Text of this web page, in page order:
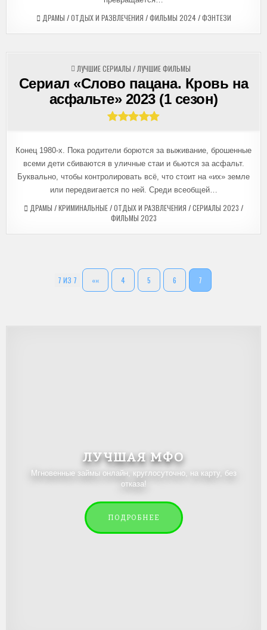
ДРАМЫ /ОТДЫХ И РАЗВЛЕЧЕНИЯ /ФИЛЬМЫ 2024/ФЭНТЕЗИ
ОПУБЛИКОВАНО
В
ЛУЧШИЕ СЕРИАЛЫ / ЛУЧШИЕ ФИЛЬМЫ
Сериал «Слово пацана. Кровь на
асфальте» 2023 (1 сезон)
Конец 1980-х. Пока родители борются за выживание, брошенные
всеми дети сбиваются в уличные стаи и бьются за асфальт.
Буквально, чтобы контролировать всё, что стоит на «их» земле
или передвигается по ней. Среди всеобщей…
ДРАМЫ /КРИМИНАЛЬНЫЕ/ОТДЫХ И РАЗВЛЕЧЕНИЯ /СЕРИАЛЫ 2023 /
ФИЛЬМЫ 2023
7 ИЗ 7 «« 4 5 6 7
ЛУЧШАЯ МФО
Мгновенные займы онлайн, круглосуточно, на карту, без
отказа!
ПОДРОБНЕЕ